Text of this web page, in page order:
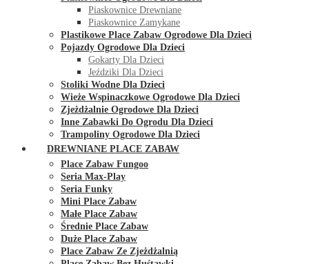
Piaskownice Drewniane
Piaskownice Zamykane
Plastikowe Place Zabaw Ogrodowe Dla Dzieci
Pojazdy Ogrodowe Dla Dzieci
Gokarty Dla Dzieci
Jeździki Dla Dzieci
Stoliki Wodne Dla Dzieci
Wieże Wspinaczkowe Ogrodowe Dla Dzieci
Zjeżdżalnie Ogrodowe Dla Dzieci
Inne Zabawki Do Ogrodu Dla Dzieci
Trampoliny Ogrodowe Dla Dzieci
DREWNIANE PLACE ZABAW
Place Zabaw Fungoo
Seria Max-Play
Seria Funky
Mini Place Zabaw
Małe Place Zabaw
Średnie Place Zabaw
Duże Place Zabaw
Place Zabaw Ze Zjeżdżalnią